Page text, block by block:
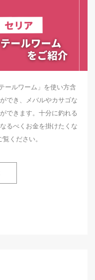
ールワーム」を使い方含
でき、メバルやカサゴな
できます。十分に釣れる
るべくお金を掛けたくな
ください。